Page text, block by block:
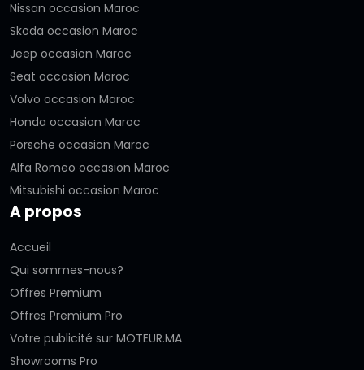
Nissan occasion Maroc
Skoda occasion Maroc
Jeep occasion Maroc
Seat occasion Maroc
Volvo occasion Maroc
Honda occasion Maroc
Porsche occasion Maroc
Alfa Romeo occasion Maroc
Mitsubishi occasion Maroc
A propos
Accueil
Qui sommes-nous?
Offres Premium
Offres Premium Pro
Votre publicité sur MOTEUR.MA
Showrooms Pro